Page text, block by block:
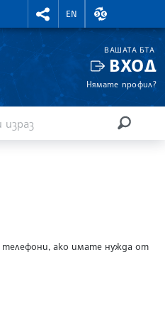
RIGHTMENU.SOCIAL
EN
ВАЛУТНИ
ВАШАТА БТА
ВХОД
Нямате профил?
телефони, ако имате нужда от